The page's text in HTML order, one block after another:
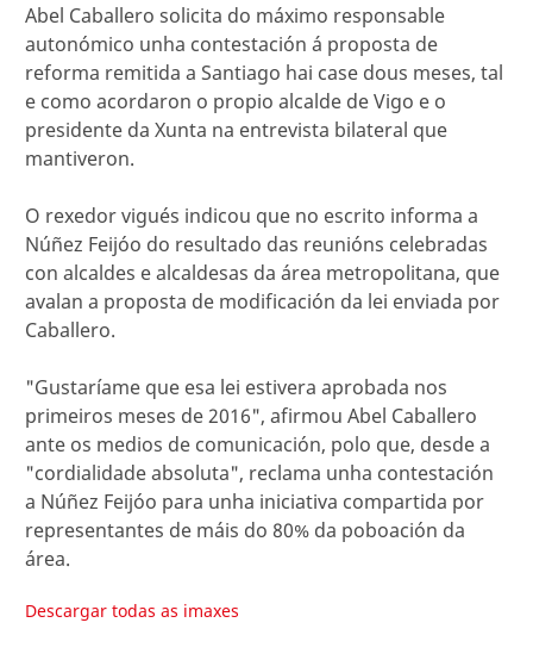
Abel Caballero solicita do máximo responsable
autonómico unha contestación á proposta de
reforma remitida a Santiago hai case dous meses, tal
e como acordaron o propio alcalde de Vigo e o
presidente da Xunta na entrevista bilateral que
mantiveron.
O rexedor vigués indicou que no escrito informa a
Núñez Feijóo do resultado das reunións celebradas
con alcaldes e alcaldesas da área metropolitana, que
avalan a proposta de modificación da lei enviada por
Caballero.
"Gustaríame que esa lei estivera aprobada nos
primeiros meses de 2016", afirmou Abel Caballero
ante os medios de comunicación, polo que, desde a
"cordialidade absoluta", reclama unha contestación
a Núñez Feijóo para unha iniciativa compartida por
representantes de máis do 80% da poboación da
área.
Descargar todas as imaxes